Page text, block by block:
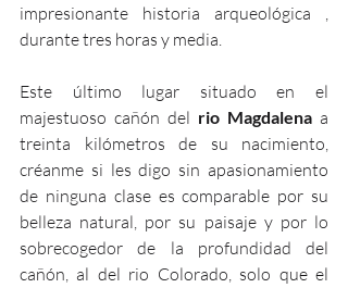
impresionante historia arqueológica ,
durante tres horas y media.
Este último lugar situado en el
majestuoso cañón del rio Magdalena a
treinta kilómetros de su nacimiento,
créanme si les digo sin apasionamiento
de ninguna clase es comparable por su
belleza natural, por su paisaje y por lo
sobrecogedor de la profundidad del
cañón, al del rio Colorado, solo que el